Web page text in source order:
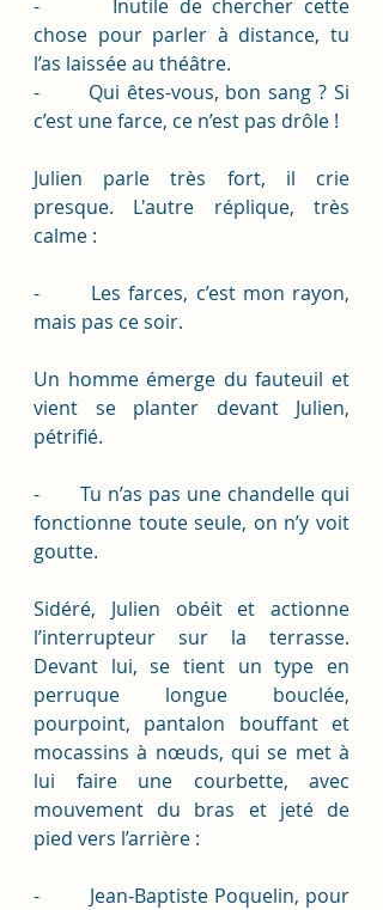
-       Inutile de chercher cette
chose pour parler à distance, tu
l’as laissée au théâtre.
-       Qui êtes-vous, bon sang ? Si
c’est une farce, ce n’est pas drôle !
Julien parle très fort, il crie
presque. L'autre réplique, très
calme :
-       Les farces, c’est mon rayon,
mais pas ce soir.
Un homme émerge du fauteuil et
vient se planter devant Julien,
pétrifié.
-       Tu n’as pas une chandelle qui
fonctionne toute seule, on n’y voit
goutte.
Sidéré, Julien obéit et actionne
l’interrupteur sur la terrasse.
Devant lui, se tient un type en
perruque longue bouclée,
pourpoint, pantalon bouffant et
mocassins à nœuds, qui se met à
lui faire une courbette, avec
mouvement du bras et jeté de
pied vers l’arrière :
-        Jean-Baptiste Poquelin, pour